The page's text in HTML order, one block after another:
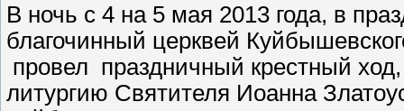
В ночь с 4 на 5 мая 2013 года, в
благочинный церквей
провел праздничный крестный
литургию Святителя Иоанна